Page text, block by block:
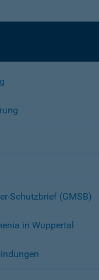
Schutzbrief (GMSB)
in Wuppertal